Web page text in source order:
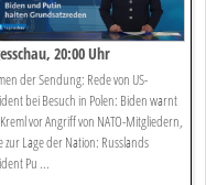
20:00 Uhr
der Sendung: Rede von US-
bei Besuch in Polen: Biden warnt
vor Angriff von NATO-Mitgliedern,
zur Lage der Nation: Russlands
Pu ...